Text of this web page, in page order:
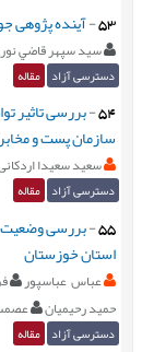
53
-آینده پژوهی
سيد سپهر قاضي
دسترسی آزاد مقاله
54
-بررسی تاثیر
سازمان پست و
سعید سعیدا اردکانی
دسترسی آزاد مقاله
55
-بررسی وضعیت
استان خوزستان
عباس عباسپور
حمید رحیمیان
دسترسی آزاد مقاله